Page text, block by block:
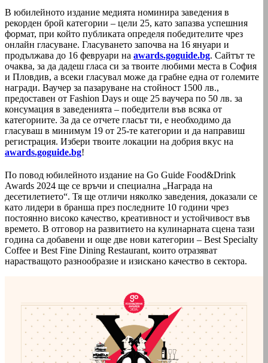
В юбилейното издание медията номинира заведения в
рекорден брой категории – цели 25, като запазва успешния
формат, при който публиката определя победителите чрез
онлайн гласуване. Гласуването започва на 16 януари и
продължава до 16 февруари на awards.goguide.bg. Сайтът те
очаква, за да дадеш гласа си за твоите любими места в София
и Пловдив, а всеки гласувал може да грабне една от големите
награди. Ваучер за пазаруване на стойност 1500 лв.,
предоставен от Fashion Days и още 25 ваучера по 50 лв. за
консумация в заведенията – победители във всяка от
категориите. За да се отчете гласът ти, е необходимо да
гласуваш в минимум 19 от 25-те категории и да направиш
регистрация. Избери твоите локации на добрия вкус на
awards.goguide.bg!
По повод юбилейното издание на Go Guide Food&Drink
Awards 2024 ще се връчи и специална „Награда на
десетилетието“. Тя ще отличи няколко заведения, доказали се
като лидери в бранша през последните 10 години чрез
постоянно високо качество, креативност и устойчивост във
времето. В отговор на развитието на кулинарната сцена тази
година са добавени и още две нови категории – Best Specialty
Coffee и Best Fine Dining Restaurant, които отразяват
нарастващото разнообразие и изискано качество в сектора.